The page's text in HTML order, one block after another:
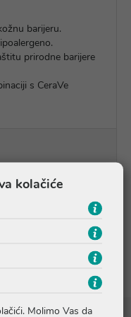
barijeru.
prirodne barijere
s CeraVe
kolačiće
Molimo Vas da